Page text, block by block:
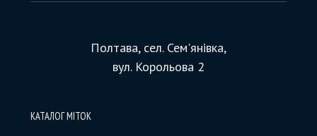
Полтава, сел. Сем'янівка,
вул. Корольова 2
КАТАЛОГ МІТОК